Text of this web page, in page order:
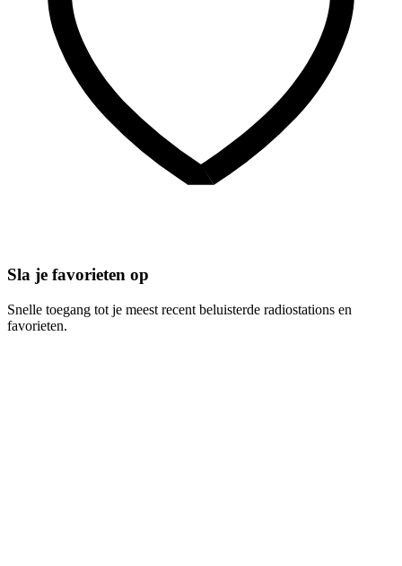
Sla je favorieten op
Snelle toegang tot je meest recent beluisterde radiostations en
favorieten.